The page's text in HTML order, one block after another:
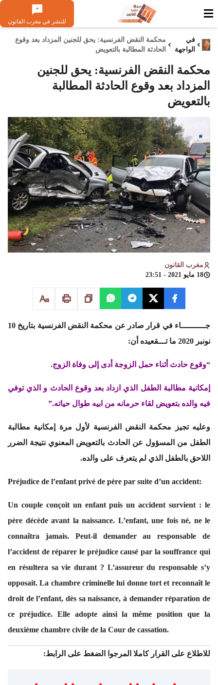
للنشر في مغرب القانون
في
الواجهة
محكمة النقض الفرنسية: يحق للجنين المزداد بعد وقوع
الحادثة المطالبة بالتعويض
محكمة النقض الفرنسية: يحق للجنين
المزداد بعد وقوع الحادثة المطالبة
بالتعويض
مغرب القانون
18 مايو 2021 - 23:51
جــــــــــاء في قرار صادر عن محكمة النقض الفرنسية بتاريخ 10
نونبر 2020 ما تـــقعيده أن:
“وقوع حادث أثناء حمل الزوجة أدى إلى وفاة الزوج.
إمكانية مطالبة الطفل الذي ازداد بعد وقوع الحادث و الذي توفي
فيه والده بتعويض لقاء حرمانه من ابيه طوال حياته.”
وعليه تجيز محكمة النقض الفرنسية لأول مرة إمكانية مطالبة
الطفل من المسؤول عن الحادث بالتعويض المعنوي نتيجة الضرر
اللاحق بالطفل الذي لم يتعرف على والده.
Préjudice de l’enfant privé de père par suite d’un accident:
Un couple conçoit un enfant puis un accident survient : le
père décède avant la naissance. L’enfant, une fois né, ne le
connaîtra jamais. Peut-il demander au responsable de
l’accident de réparer le préjudice causé par la souffrance qui
en résultera sa vie durant ? L’assureur du responsable s’y
opposait. La chambre criminelle lui donne tort et reconnaît le
droit de l’enfant, dès sa naissance, à demander réparation de
ce préjudice. Elle adopte ainsi la même position que la
deuxième chambre civile de la Cour de cassation.
للاطلاع على القرار كاملا المرجوا الضغط على الرابط: